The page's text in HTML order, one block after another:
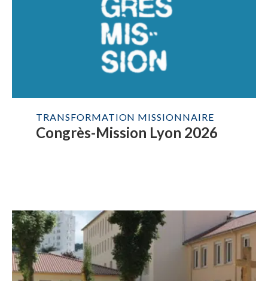
TRANSFORMATION MISSIONNAIRE
Congrès-Mission Lyon 2026